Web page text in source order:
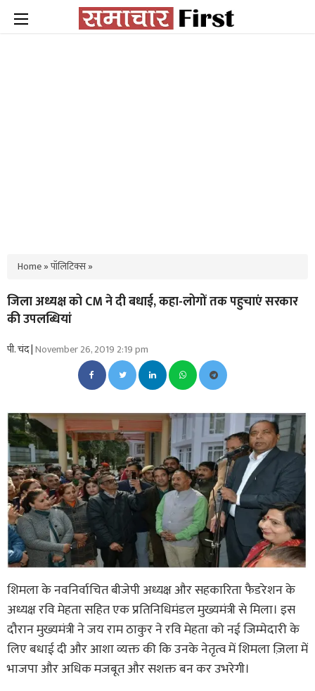
Home»पॉलिटिक्स»
जिला अध्यक्ष को CM ने दी बधाई, कहा-लोगों तक पहुचाएं सरकार
की उपलब्धियां
पी. चंद |November 26, 2019 2:19 pm
शिमला के नवनिर्वाचित बीजेपी अध्यक्ष और सहकारिता फैडरेशन के
अध्यक्ष रवि मेहता सहित एक प्रतिनिधिमंडल मुख्यमंत्री से मिला। इस
दौरान मुख्यमंत्री ने जय राम ठाकुर ने रवि मेहता को नई जिम्मेदारी के
लिए बधाई दी और आशा व्यक्त की कि उनके नेतृत्व में शिमला ज़िला में
भाजपा और अधिक मजबूत और सशक्त बन कर उभरेगी।